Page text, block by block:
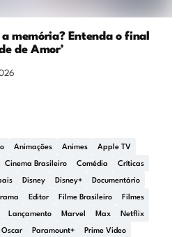
memória? Entenda o final
de Amor’
Animações Animes Apple TV
Cinema Brasileiro Comédia Críticas
Disney Disney+ Documentário
Editor Filme Brasileiro Filmes
Lançamento Marvel Max Netflix
Oscar Paramount+ Prime Video